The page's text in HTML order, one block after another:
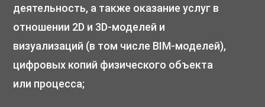
деятельность, а также оказание услуг в
отношении 2D и 3D-моделей и
визуализаций (в том числе BIM-моделей),
цифровых копий физического объекта
или процесса;